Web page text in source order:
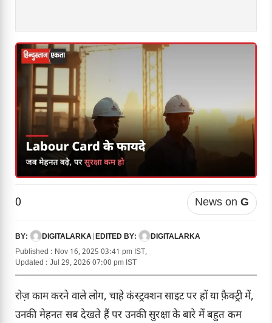
0 News on G
BY: DIGITALARKA EDITED BY:
DIGITALARKA
Published : Nov 16, 2025 03:41 pm IST,
Updated : Jul 29, 2026 07:00 pm IST
रोज़ काम करने वाले लोग, चाहे कंस्ट्रक्शन साइट पर हों या फ़ैक्ट्री में,
उनकी मेहनत सब देखते हैं पर उनकी सुरक्षा के बारे में बहुत कम